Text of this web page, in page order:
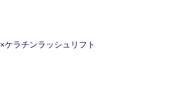
ケラチンラッシュリフト